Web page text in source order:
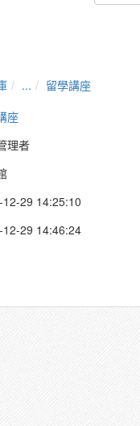
...
留學講座
座
理者
29 14:25:10
29 14:46:24